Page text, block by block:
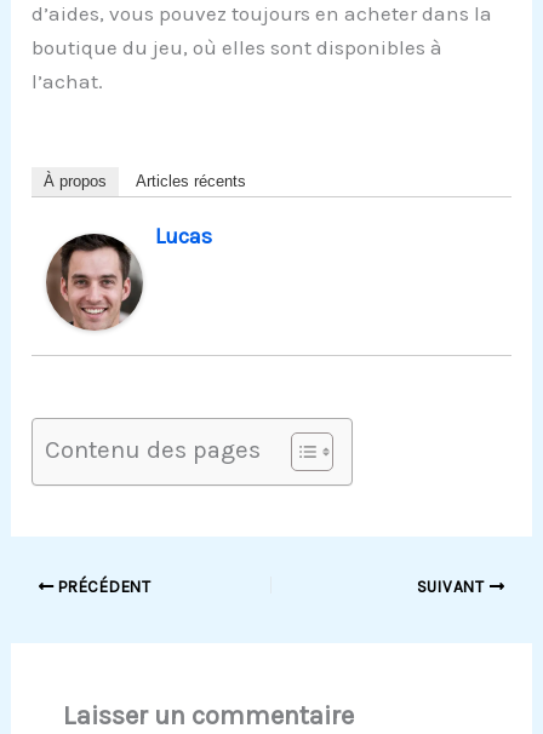
d’aides, vous pouvez toujours en acheter dans la
boutique du jeu, où elles sont disponibles à
l’achat.
À propos Articles récents
Lucas
Contenu des pages
PRÉCÉDENT SUIVANT
Laisser un commentaire